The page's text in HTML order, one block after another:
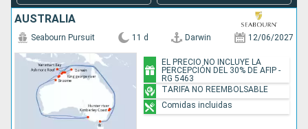
AUSTRALIA
Seabourn Pursuit 11 d Darwin 12/06/2027
EL PRECIO NO INCLUYE LA
PERCEPCIÓN DEL 30% DE AFIP -
RG 5463
TARIFA NO REEMBOLSABLE
Comidas incluidas